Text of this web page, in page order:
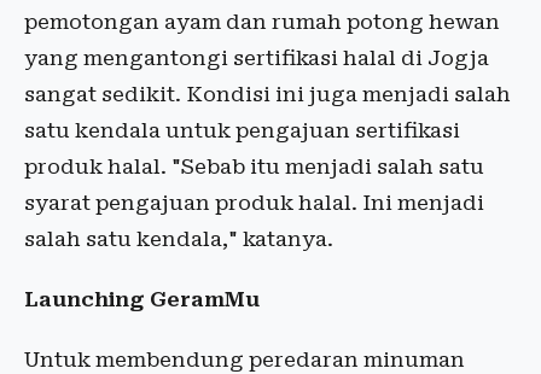
pemotongan ayam dan rumah potong hewan
yang mengantongi sertifikasi halal di Jogja
sangat sedikit. Kondisi ini juga menjadi salah
satu kendala untuk pengajuan sertifikasi
produk halal. "Sebab itu menjadi salah satu
syarat pengajuan produk halal. Ini menjadi
salah satu kendala," katanya.
Launching GeramMu
Untuk membendung peredaran minuman